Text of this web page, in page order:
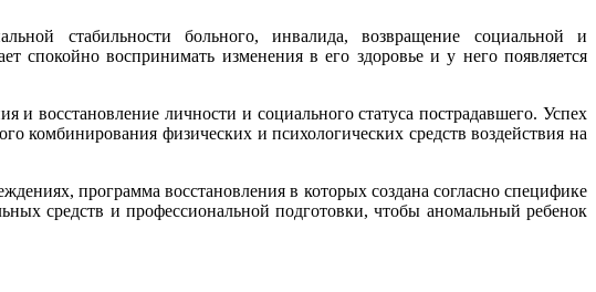
стабильности больного, инвалида, возвращение социальной и
спокойно воспринимать изменения в его здоровье и у него появляется
восстановление личности и социального статуса пострадавшего. Успех
комбинирования физических и психологических средств воздействия на
программа восстановления в которых создана согласно специфике
средств и профессиональной подготовки, чтобы аномальный ребенок